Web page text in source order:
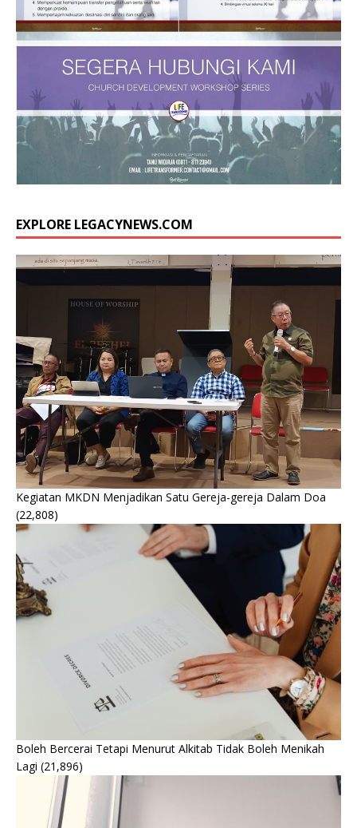
EXPLORE LEGACYNEWS.COM
Kegiatan MKDN Menjadikan Satu Gereja-gereja Dalam Doa
(22,808)
Boleh Bercerai Tetapi Menurut Alkitab Tidak Boleh Menikah
Lagi (21,896)